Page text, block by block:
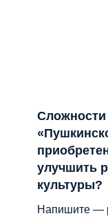
Сложности
улучшить
культуры?
Напишите —